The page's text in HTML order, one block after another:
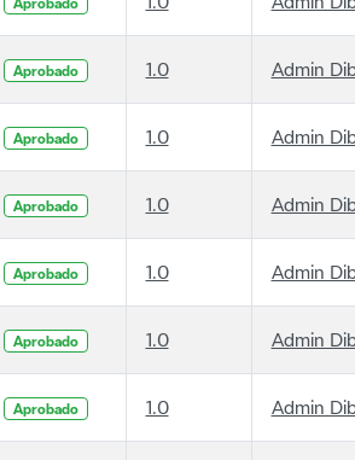
Aprobado 1.0 Admin
Aprobado 1.0 Admin
Aprobado 1.0 Admin
Aprobado 1.0 Admin
Aprobado 1.0 Admin
Aprobado 1.0 Admin